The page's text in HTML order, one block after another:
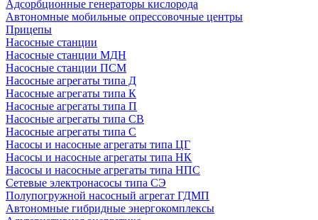
Адсорбционные генераторы кислорода
Автономные мобильные опрессовочные центры
Прицепы
Насосные станции
Насосные станции МДН
Насосные станции ПСМ
Насосные агрегаты типа Д
Насосные агрегаты типа К
Насосные агрегаты типа П
Насосные агрегаты типа СВ
Насосные агрегаты типа С
Насосы и насосные агрегаты типа ЦГ
Насосы и насосные агрегаты типа НК
Насосы и насосные агрегаты типа НПС
Сетевые электронасосы типа СЭ
Полупогружной насосный агрегат ГДМП
Автономные гибридные энергокомплексы